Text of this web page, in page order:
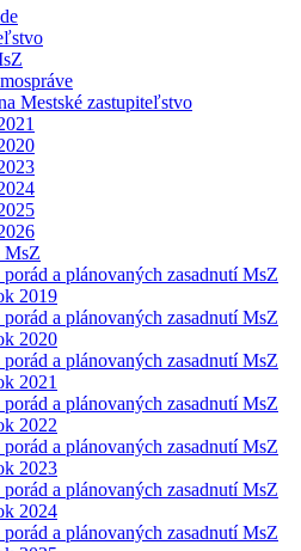
Mestské zastupiteľstvo
MsZ
porád a plánovaných zasadnutí MsZ
2019
porád a plánovaných zasadnutí MsZ
2020
porád a plánovaných zasadnutí MsZ
2021
porád a plánovaných zasadnutí MsZ
2022
porád a plánovaných zasadnutí MsZ
2023
porád a plánovaných zasadnutí MsZ
2024
porád a plánovaných zasadnutí MsZ